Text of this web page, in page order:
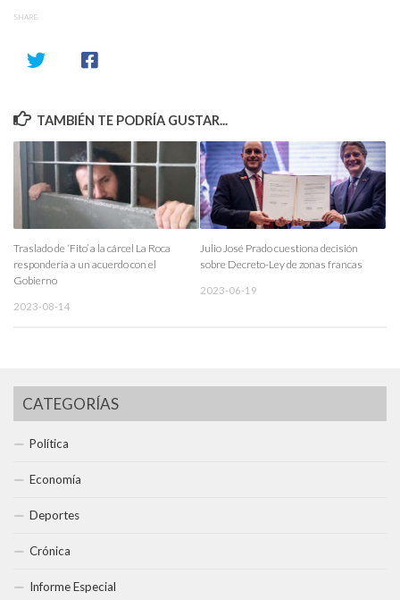
SHARE
TAMBIÉN TE PODRÍA GUSTAR...
Traslado de ‘Fito’ a la cárcel La Roca
respondería a un acuerdo con el
Gobierno
2023-08-14
Julio José Prado cuestiona decisión
sobre Decreto-Ley de zonas francas
2023-06-19
CATEGORÍAS
Política
Economía
Deportes
Crónica
Informe Especial